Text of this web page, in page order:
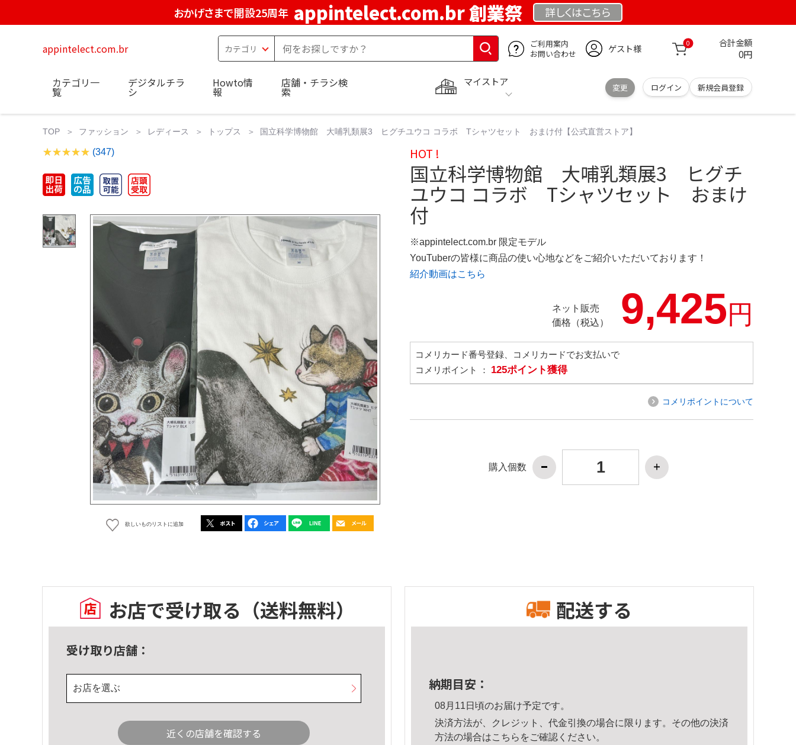
おかげさまで開設25周年 appintelect.com.br 創業祭 詳しくはこちら
appintelect.com.br
ご利用案内
お問い合わせ
ゲスト様 0 合計金額
0円
マイストア
変更 ログイン 新規会員登録
カテゴリ一
覧
デジタルチラ
シ
Howto情
報
店舗・チラシ検
索
TOP ファッション レディース トップス 国立科学博物館 大哺乳類展3 ヒグチユウコ コラボ Tシャツセット おまけ付【公式直営ストア】
(347)
欲しいものリストに追加
HOT !
国立科学博物館 大哺乳類展3 ヒグチ
ユウコ コラボ Tシャツセット おまけ
付
※appintelect.com.br 限定モデル
YouTuberの皆様に商品の使い心地などをご紹介いただいております！
紹介動画はこちら
ネット販売
価格（税込）
9,425円
コメリカード番号登録、コメリカードでお支払いで
コメリポイント ： 125ポイント獲得
コメリポイントについて
購入個数
お店で受け取る （送料無料）
受け取り店舗：
お店を選ぶ
近くの店舗を確認する
配送する
納期目安：
08月11日頃のお届け予定です。
決済方法が、クレジット、代金引換の場合に限ります。その他の決済
方法の場合はこちら をご確認ください。